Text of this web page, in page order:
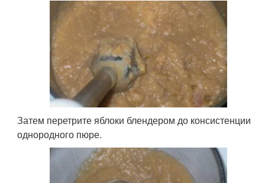
Затем перетрите яблоки блендером до консистенции
однородного пюре.